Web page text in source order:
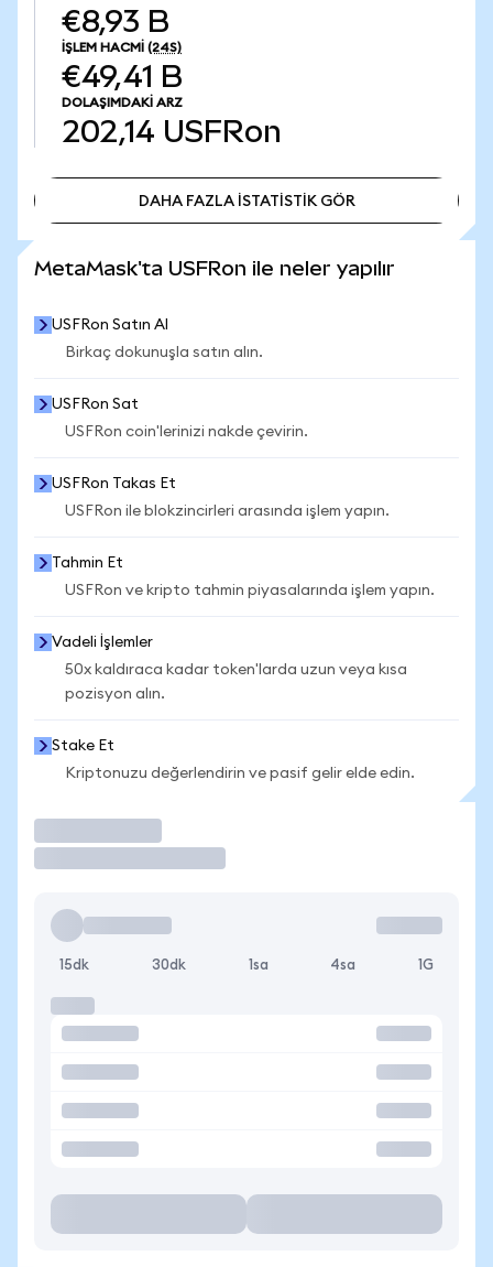
€8,93 B
İŞLEM HACMI (24S)
€49,41 B
DOLAŞIMDAKI ARZ
202,14 USFRon
DAHA FAZLA İSTATİSTİK GÖR
MetaMask'ta USFRon ile neler yapılır
USFRon Satın Al
Birkaç dokunuşla satın alın.
USFRon Sat
USFRon coin'lerinizi nakde çevirin.
USFRon Takas Et
USFRon ile blokzincirleri arasında işlem yapın.
Tahmin Et
USFRon ve kripto tahmin piyasalarında işlem yapın.
Vadeli İşlemler
50x kaldıraca kadar token'larda uzun veya kısa
pozisyon alın.
Stake Et
Kriptonuzu değerlendirin ve pasif gelir elde edin.
15dk 30dk 1sa 4sa 1G